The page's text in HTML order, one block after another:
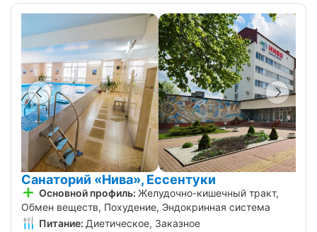
Санаторий «Нива», Ессентуки
Основной профиль: Желудочно-кишечный тракт,
Обмен веществ, Похудение, Эндокринная система
Питание: Диетическое, Заказное